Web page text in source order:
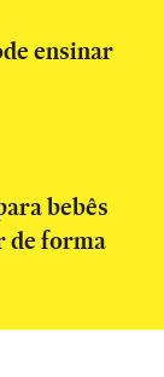
ensinar
bebês
de forma